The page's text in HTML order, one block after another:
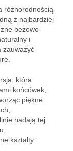
różnorodnością
z najbardziej
beżowo-
i
zauważyć
która
końcówek,
piękne
nadają tej
kształty